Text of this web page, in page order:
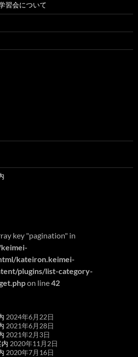
習会について
key "pagination" in
kateiron.keimei-
plugins/list-category-
on line42
2024年6月22日
2021年6月28日
2021年2月3日
2020年11月2日
2020年7月16日